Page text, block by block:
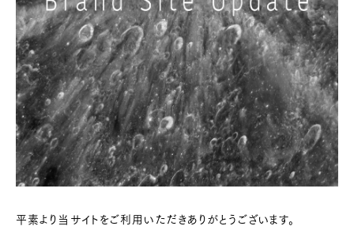
平素より当サイトをご利用いただきありがとうございます。